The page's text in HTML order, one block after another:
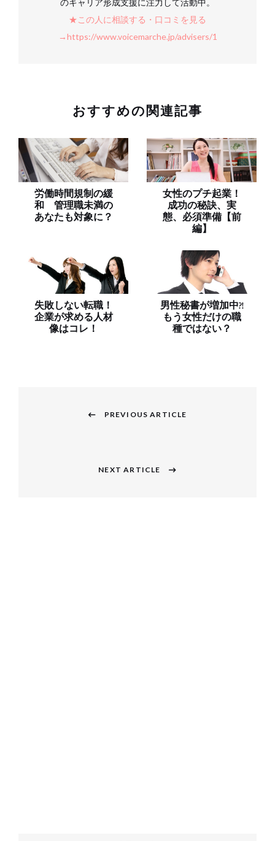
のキャリア形成支援に注力して活動中。
★この人に相談する・口コミを見る
→https://www.voicemarche.jp/advisers/1
おすすめの関連記事
労働時間規制の緩
和 管理職未満の
あなたも対象に？
女性のプチ起業！
成功の秘訣、実
態、必須準備【前
編】
失敗しない転職！
企業が求める人材
像はコレ！
男性秘書が増加中?!
もう女性だけの職
種ではない？
PREVIOUS ARTICLE
NEXT ARTICLE